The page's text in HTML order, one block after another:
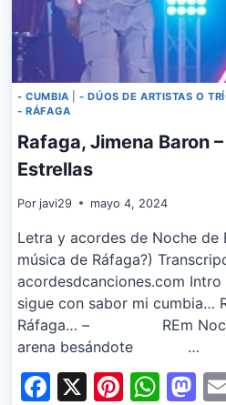
- CUMBIA |- DÚOS DE ARTISTAS O
- RÁFAGA
Rafaga, Jimena Baron
Estrellas
Por javi29 mayo 4, 2024
Letra y acordes de Noche de
música de Ráfaga?)
acordesdcanciones.com
sigue con sabor mi cumbia…
Ráfaga… – REm Noche
arena besándote …
Facebook
X